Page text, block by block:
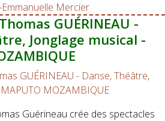
Mercier
GUÉRINEAU -
Jonglage musical -
Guérineau crée des spectacles